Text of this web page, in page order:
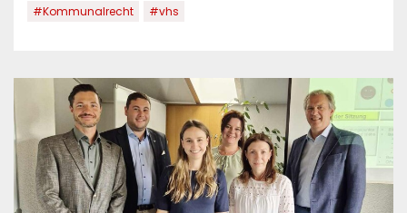
#Kommunalrecht
#vhs